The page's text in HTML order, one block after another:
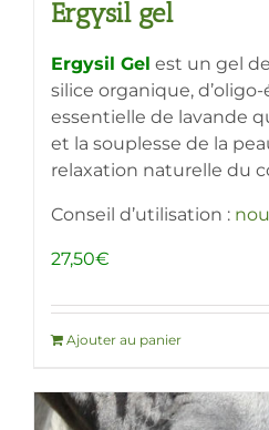
Ergysil gel
Ergysil Gel est un gel
silice organique,
essentielle de lavande
et la souplesse de la
relaxation naturelle du
Conseil d’utilisation :
27,50€
Ajouter au panier